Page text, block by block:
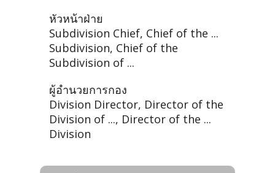
หัวหน้าฝ่าย
Subdivision Chief, Chief of the ...
Subdivision, Chief of the
Subdivision of ...
ผู้อำนวยการกอง
Division Director, Director of the
Division of ..., Director of the ...
Division